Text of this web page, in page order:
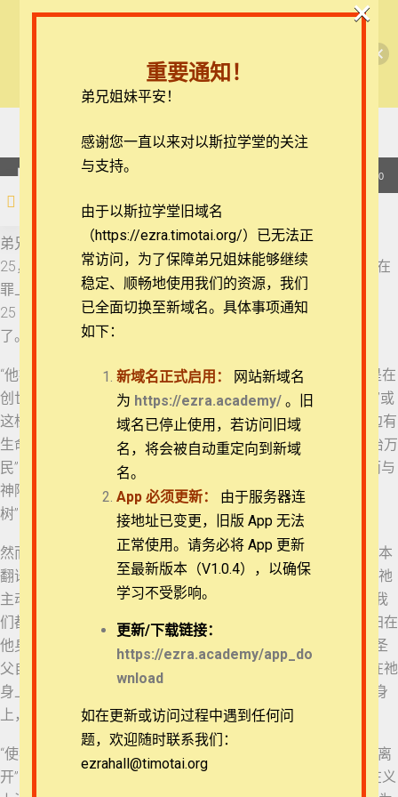
ezrahall@timotai.org
首页 每日读经/灵修 【西罗亚池灵修】彼得前书
彼得前书每日灵修
24 彼得前书 2:24-25
25 彼得前书 3:1-2
26 彼得前书 3:3-6
27 彼得前书 3:7
28 彼得前书 3:8-9
29 彼得前书 3:10-12
30 彼得前书 3:13-
31 彼得前书 3:15b-
32 彼得前书 3:18
33 彼得前书 3:19-20
34 彼得前书 3:21-22
频
放
器
00:00
弟兄姐妹平安。我们今天来一起思想的经文是彼得前书2:24-
25，24 他被挂在木头上，亲身担当了我们的罪，使我们既然在
罪上死，就得以在义上活。因他受的鞭伤，你们便得了医治。
25 你们从前好象迷路的羊，如今却归到你们灵魂的牧人监督
了。
“他被挂在木头上”中的“木头”在原文中有“树木”的意思，特别是在
创世记中2:17，用在了“分别善恶树”和“生命树”上。这个“木头”或
这棵“生命树”再次出现在了启示录最后一章，“在河这边与那边有
生命树，结十二样果子，每月都结果子，树上的叶子乃为医治万
民”（启示录22:2）。因此，人因为吃“分别善恶树”上的果子而与
神隔绝、与罪结合，“亲身担当了我们的罪”的主被挂在“生命
树”，成为了我们的医治。
然而，在原文中没有一个“被挂在”的被动语态，比如吕正中译本
翻译为“他以自己的身体在木架上亲自背上我们的罪”，强调了祂
主动的作为。这节经文以以赛亚书53章为背景，其中53:6说“我
们都如羊走迷，各人偏行己路。耶和华使我们众人的罪孽都归在
他身上”。因此，主动作为的不仅是圣子耶稣基督，也是出于圣
父自己。如果说被动语态的话，应该是我们的罪被耶和华归在祂
身上。这个画面就好像“亚伯拉罕把燔祭的柴放在他儿子以撒身
上，自己手里拿着火与刀，于是二人同行”（创世记22:6）。
“使我们既然在罪上死，就得以在义上活”在原文中的“死”强调“离
开”的意思，因此“在罪上死”是“从与罪的结合中离开”，转向“在义
退换政策
隐私策略
常见问题
APP下载
联系我们
关于我们
Copyright © 2022-2026 Timothy Training International,
重要通知！
弟兄姐妹平安！
感谢您一直以来对以斯拉学堂的关注
与支持。
由于以斯拉学堂旧域名
（https://ezra.timotai.org/）已无法正
常访问， 为了保障弟兄姐妹能够继续
稳定、顺畅地使用我们的资源，我们
已全面切换至新域名。具体事项通知
如下：
新域名正式启用：
网站新域名
为 https://ezra.academy/ 。旧
域名已停止使用，若访问旧域
名，将会被自动重定向到新域
名。
App必须更新：
由于服务器连
接地址已变更，旧版 App 无法
正常使用。请务必将 App 更新
至最新版本（V1.0.4），以确保
学习不受影响。
更新/下载链接：
https://ezra.academy/app_do
wnload
如在更新或访问过程中遇到任何问
题，欢迎随时联系我们：
ezrahall@timotai.org
×
查看课程